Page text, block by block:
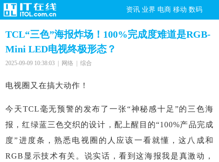
资讯 业界 电商 移动 数码
TCL“三色”海报炸场！100%完成度难道是RGB-
Mini LED电视终极形态？
2025-09-09 10:38:03 | 网络 | 综合
电视圈又在搞大动作！
今天TCL毫无预警的发布了一张“神秘感十足”的三色海
报，红绿蓝三色交织的设计，配上醒目的“100%产品完成
度”进度条，熟悉电视圈的人应该一看就懂，这八成和
RGB显示技术有关。说实话，看到这海报我是真激动，